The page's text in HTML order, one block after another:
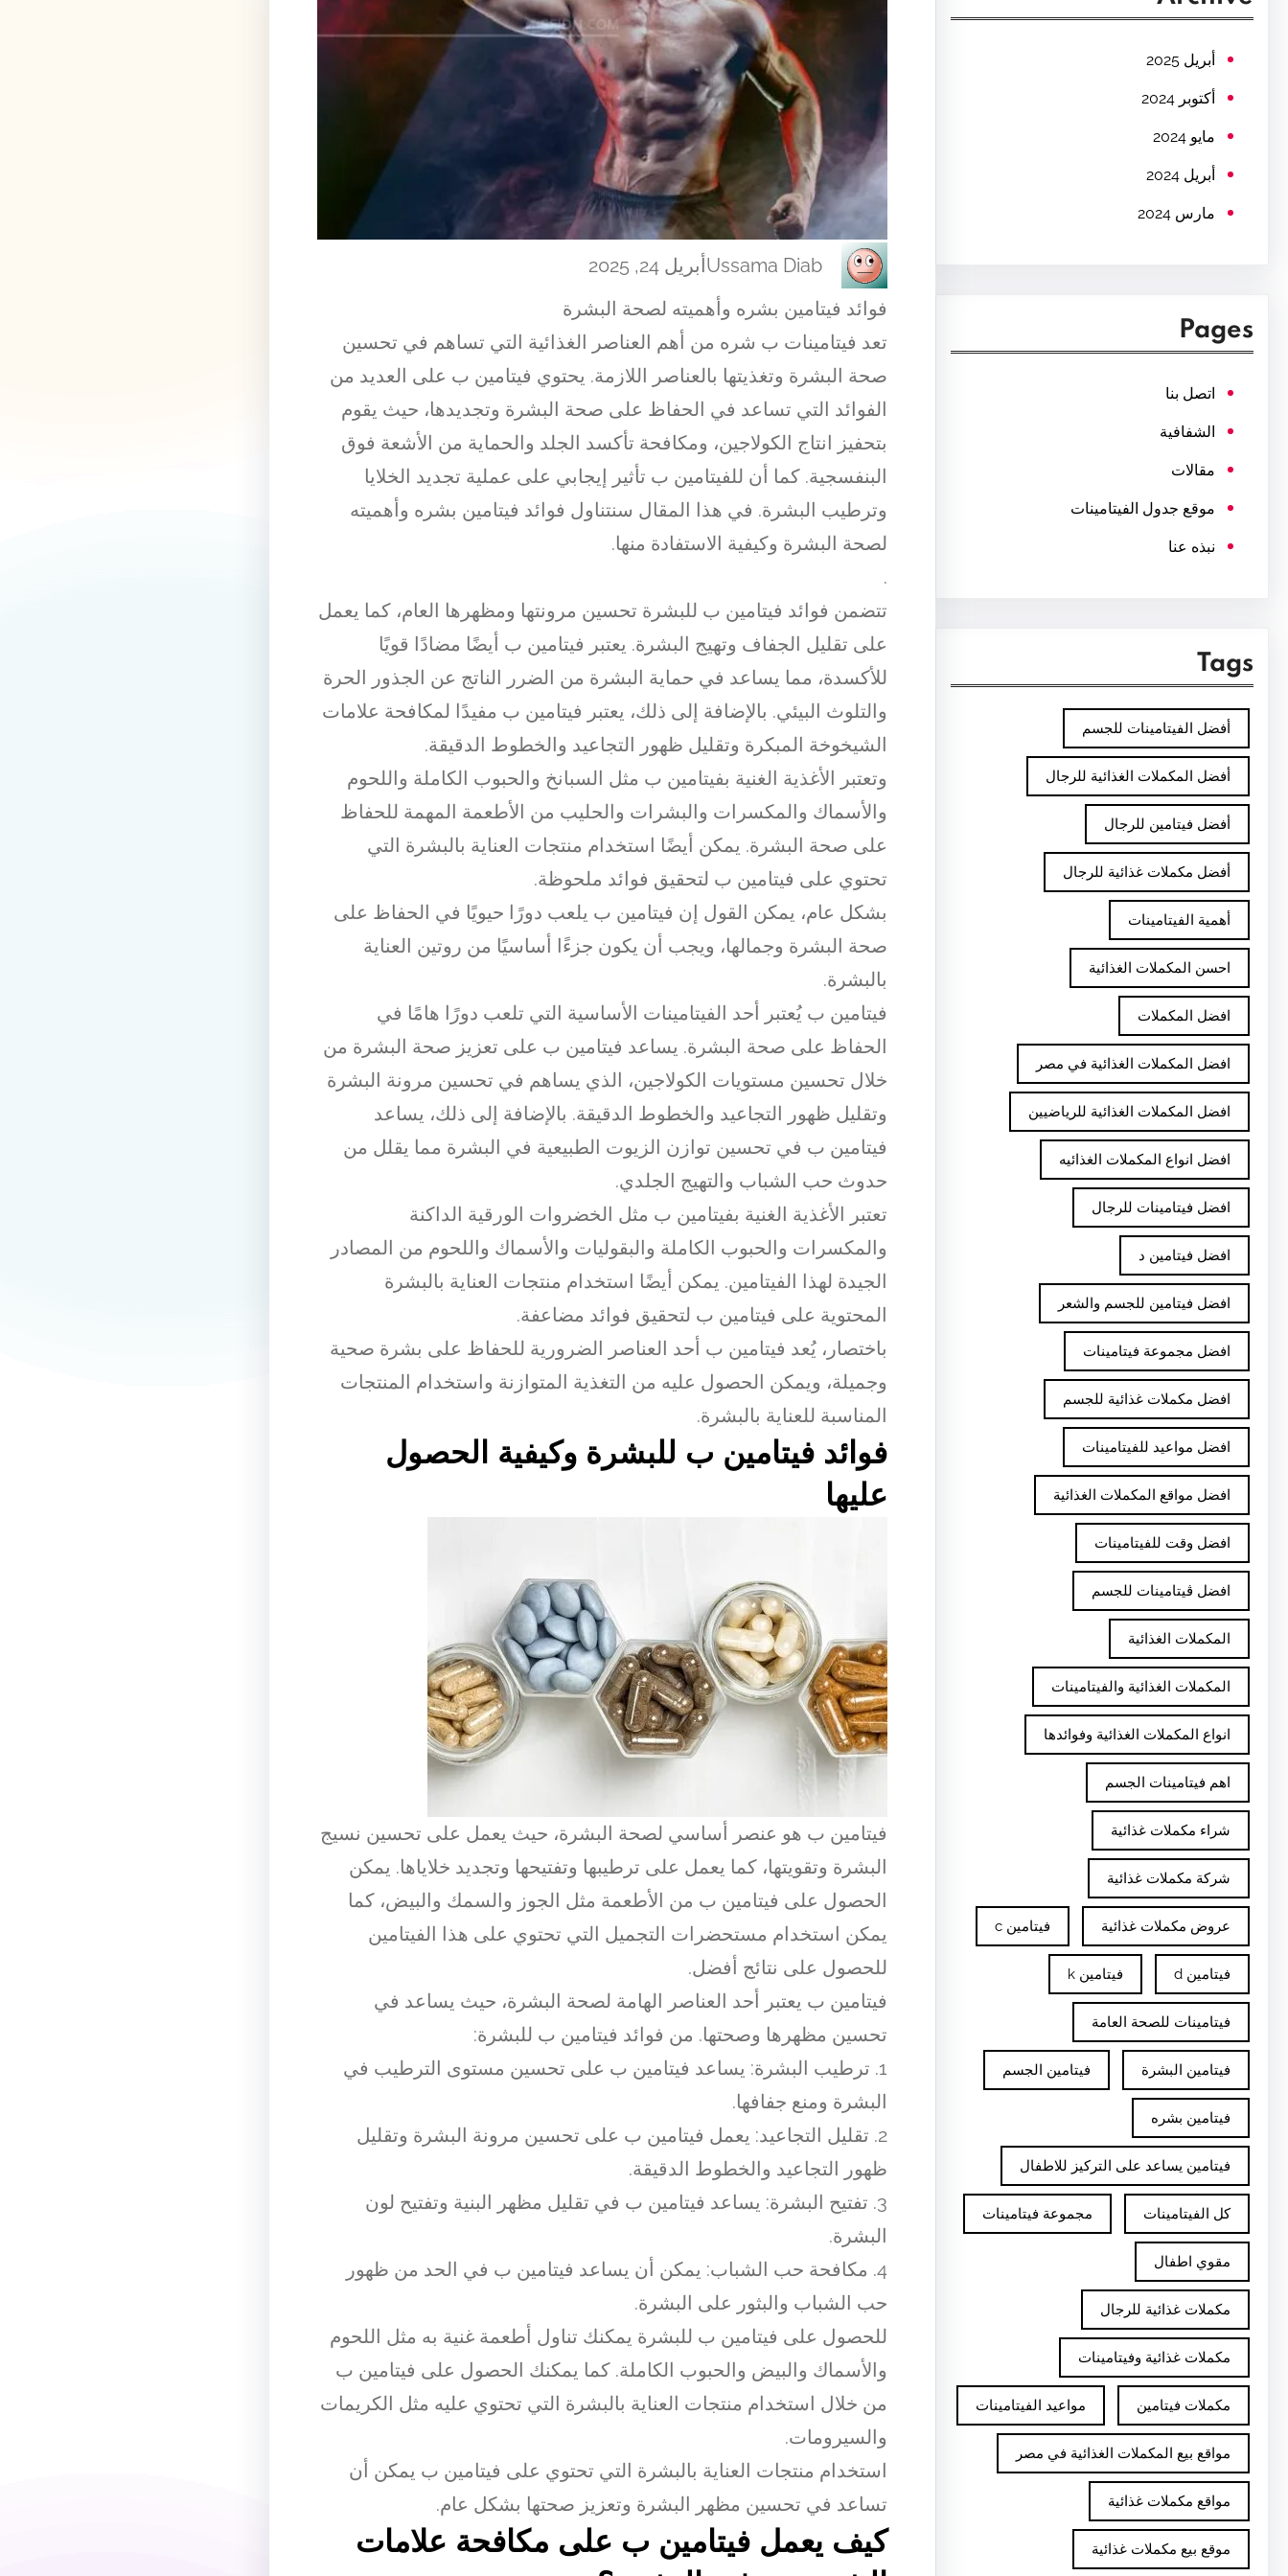
c
أبريل 2025
أكتوبر 2024
مايو 2024
أبريل 2024
مارس 2024
Pages
اتصل بنا
الشفافية
مقالات
موقع جدول الفيتامينات
نبذه عنا
Tags
أفضل الفيتامينات للجسم
أفضل المكملات الغذائية للرجال
أفضل فيتامين للرجال
أفضل مكملات غذائية للرجال
أهمية الفيتامينات
احسن المكملات الغذائية
افضل المكملات
افضل المكملات الغذائية في مصر
افضل المكملات الغذائية للرياضيين
افضل انواع المكملات الغذائيه
افضل فيتامينات للرجال
افضل فيتامين د
افضل فيتامين للجسم والشعر
افضل مجموعة فيتامينات
افضل مكملات غذائية للجسم
افضل مواعيد للفيتامينات
افضل مواقع المكملات الغذائية
افضل وقت للفيتامينات
افضل ڤيتامينات للجسم
المكملات الغذائية
المكملات الغذائية والفيتامينات
انواع المكملات الغذائية وفوائدها
اهم فيتامينات الجسم
شراء مكملات غذائية
شركة مكملات غذائية
عروض مكملات غذائية فيتامين c
فيتامين d فيتامين k
فيتامينات للصحة العامة
فيتامين البشرة فيتامين الجسم
فيتامين بشره
فيتامين يساعد على التركيز للاطفال
كل الفيتامينات مجموعة فيتامينات
مقوي اطفال
مكملات غذائية للرجال
مكملات غذائية وفيتامينات
مكملات فيتامين مواعيد الفيتامينات
مواقع بيع المكملات الغذائية في مصر
مواقع مكملات غذائية
موقع بيع مكملات غذائية
Ussama Diabأبريل 24, 2025
فوائد فيتامين بشره وأهميته لصحة البشرة
تعد فيتامينات ب شره من أهم العناصر الغذائية التي تساهم في تحسين
صحة البشرة وتغذيتها بالعناصر اللازمة. يحتوي فيتامين ب على العديد من
الفوائد التي تساعد في الحفاظ على صحة البشرة وتجديدها، حيث يقوم
بتحفيز انتاج الكولاجين، ومكافحة تأكسد الجلد والحماية من الأشعة فوق
البنفسجية. كما أن للفيتامين ب تأثير إيجابي على عملية تجديد الخلايا
وترطيب البشرة. في هذا المقال سنتناول فوائد فيتامين بشره وأهميته
لصحة البشرة وكيفية الاستفادة منها.
.
تتضمن فوائد فيتامين ب للبشرة تحسين مرونتها ومظهرها العام، كما يعمل
على تقليل الجفاف وتهيج البشرة. يعتبر فيتامين ب أيضًا مضادًا قويًا
للأكسدة، مما يساعد في حماية البشرة من الضرر الناتج عن الجذور الحرة
والتلوث البيئي. بالإضافة إلى ذلك، يعتبر فيتامين ب مفيدًا لمكافحة علامات
الشيخوخة المبكرة وتقليل ظهور التجاعيد والخطوط الدقيقة.
وتعتبر الأغذية الغنية بفيتامين ب مثل السبانخ والحبوب الكاملة واللحوم
والأسماك والمكسرات والبشرات والحليب من الأطعمة المهمة للحفاظ
على صحة البشرة. يمكن أيضًا استخدام منتجات العناية بالبشرة التي
تحتوي على فيتامين ب لتحقيق فوائد ملحوظة.
بشكل عام، يمكن القول إن فيتامين ب يلعب دورًا حيويًا في الحفاظ على
صحة البشرة وجمالها، ويجب أن يكون جزءًا أساسيًا من روتين العناية
بالبشرة.
فيتامين ب يُعتبر أحد الفيتامينات الأساسية التي تلعب دورًا هامًا في
الحفاظ على صحة البشرة. يساعد فيتامين ب على تعزيز صحة البشرة من
خلال تحسين مستويات الكولاجين، الذي يساهم في تحسين مرونة البشرة
وتقليل ظهور التجاعيد والخطوط الدقيقة. بالإضافة إلى ذلك، يساعد
فيتامين ب في تحسين توازن الزيوت الطبيعية في البشرة مما يقلل من
حدوث حب الشباب والتهيج الجلدي.
تعتبر الأغذية الغنية بفيتامين ب مثل الخضروات الورقية الداكنة
والمكسرات والحبوب الكاملة والبقوليات والأسماك واللحوم من المصادر
الجيدة لهذا الفيتامين. يمكن أيضًا استخدام منتجات العناية بالبشرة
المحتوية على فيتامين ب لتحقيق فوائد مضاعفة.
باختصار، يُعد فيتامين ب أحد العناصر الضرورية للحفاظ على بشرة صحية
وجميلة، ويمكن الحصول عليه من التغذية المتوازنة واستخدام المنتجات
المناسبة للعناية بالبشرة.
فوائد فيتامين ب للبشرة وكيفية الحصول
عليها
فيتامين ب هو عنصر أساسي لصحة البشرة، حيث يعمل على تحسين نسيج
البشرة وتقويتها، كما يعمل على ترطيبها وتفتيحها وتجديد خلاياها. يمكن
الحصول على فيتامين ب من الأطعمة مثل الجوز والسمك والبيض، كما
يمكن استخدام مستحضرات التجميل التي تحتوي على هذا الفيتامين
للحصول على نتائج أفضل.
فيتامين ب يعتبر أحد العناصر الهامة لصحة البشرة، حيث يساعد في
تحسين مظهرها وصحتها. من فوائد فيتامين ب للبشرة:
1. ترطيب البشرة: يساعد فيتامين ب على تحسين مستوى الترطيب في
البشرة ومنع جفافها.
2. تقليل التجاعيد: يعمل فيتامين ب على تحسين مرونة البشرة وتقليل
ظهور التجاعيد والخطوط الدقيقة.
3. تفتيح البشرة: يساعد فيتامين ب في تقليل مظهر البنية وتفتيح لون
البشرة.
4. مكافحة حب الشباب: يمكن أن يساعد فيتامين ب في الحد من ظهور
حب الشباب والبثور على البشرة.
للحصول على فيتامين ب للبشرة يمكنك تناول أطعمة غنية به مثل اللحوم
والأسماك والبيض والحبوب الكاملة. كما يمكنك الحصول على فيتامين ب
من خلال استخدام منتجات العناية بالبشرة التي تحتوي عليه مثل الكريمات
والسيرومات.
استخدام منتجات العناية بالبشرة التي تحتوي على فيتامين ب يمكن أن
تساعد في تحسين مظهر البشرة وتعزيز صحتها بشكل عام.
كيف يعمل فيتامين ب على مكافحة علامات